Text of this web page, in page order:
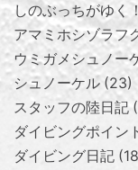
しのぶっちがゆく
アマミホシゾラフ
ウミガメシュノー
シュノーケル 23
スタッフの陸日記
ダイビングポイン
ダイビング日記